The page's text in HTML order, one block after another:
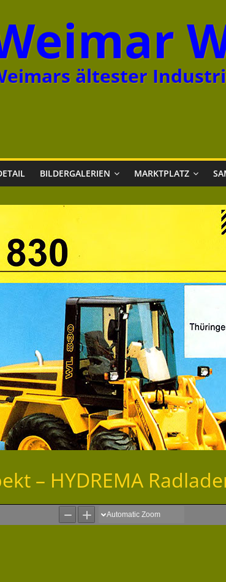
ältester
BILDERGALERIEN MARKTPLATZ
– HYDREMA